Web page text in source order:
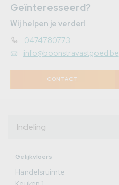
Geïnteresseerd?
Wij helpen je verder!
0474780773
info@boonstravastgoed.be
CONTACT
Indeling
Gelijkvloers
Handelsruimte